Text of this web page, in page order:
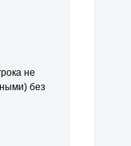
не
без